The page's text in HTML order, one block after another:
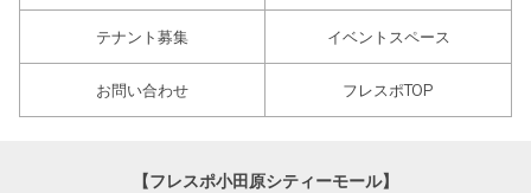
テナント募集 イベントスペース
お問い合わせ フレスポTOP
【フレスポ小田原シティーモール】